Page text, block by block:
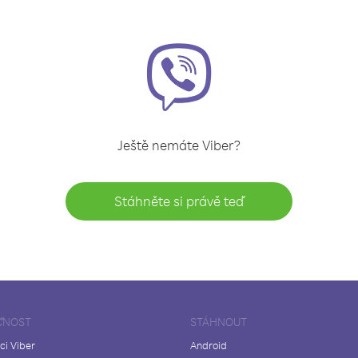
Ještě nemáte Viber?
Stáhněte si právě teď
Viber
STÁHNOUT
Android